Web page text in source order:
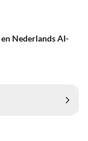
Nederlands AI-